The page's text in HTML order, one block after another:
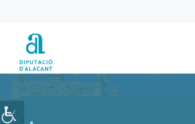
contingut